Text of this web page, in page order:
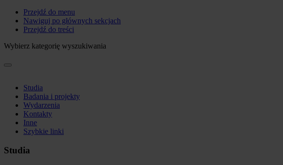
Przejdź do menu
Nawiguj po głównych sekcjach
Przejdź do treści
Wybierz kategorię wyszukiwania
Studia
Badania i projekty
Wydarzenia
Kontakty
Inne
Szybkie linki
Studia